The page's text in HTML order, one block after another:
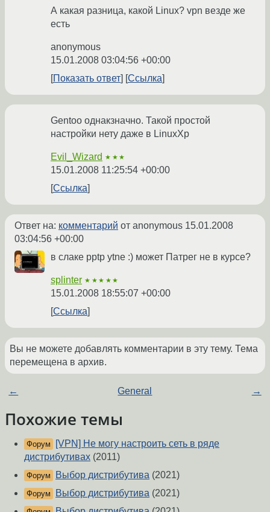
А какая разница, какой Linux? vpn везде же
есть
anonymous
15.01.2008 03:04:56 +00:00
Показать ответ
Ссылка
Gentoo однакзначно. Такой простой
настройки нету даже в LinuxXp
Evil_Wizard ★★★
15.01.2008 11:25:54 +00:00
Ссылка
Ответ на: комментарий от anonymous 15.01.2008
03:04:56 +00:00
в слаке pptp ytne :) может Патрег не в курсе?
splinter ★★★★★
15.01.2008 18:55:07 +00:00
Ссылка
Вы не можете добавлять комментарии в эту тему. Тема
перемещена в архив.
← General →
Похожие темы
Форум
[VPN] Не могу настроить сеть в ряде
дистрибутивах (2011)
Форум Выбор дистрибутива (2021)
Форум Выбор дистрибутива (2021)